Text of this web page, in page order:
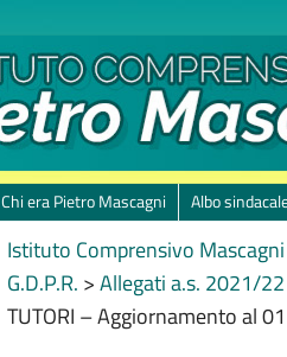
Chi era Pietro Mascagni Albo
Istituto Comprensivo
G.D.P.R. >Allegati a.s. 2021/22
TUTORI – Aggiornamento al